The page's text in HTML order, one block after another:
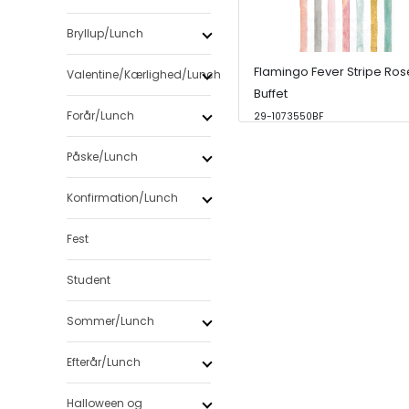
Bryllup/Lunch
Valentine/Kærlighed/Lunch
Forår/Lunch
Påske/Lunch
Konfirmation/Lunch
Fest
Student
Sommer/Lunch
Efterår/Lunch
Halloween og
Flamingo Fever Stripe
Buffet
29-1073550BF